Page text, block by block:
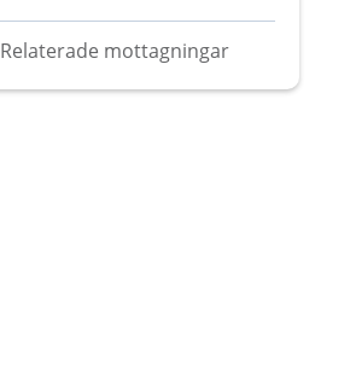
Relaterade mottagningar